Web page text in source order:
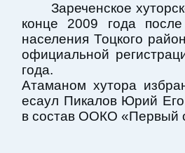
Зареченское
конце 2009 года
населения Тоцкого
официальной
года.
Атаманом хутора
есаул Пикалов Юрий
в состав ООКО «Первый